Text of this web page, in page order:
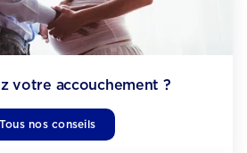
votre accouchement ?
Tous nos conseils